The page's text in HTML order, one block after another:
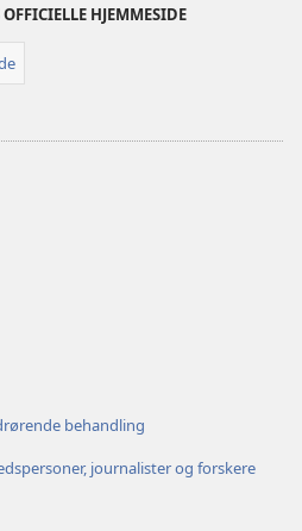
HJEMMESIDE
behandling
journalister og forskere